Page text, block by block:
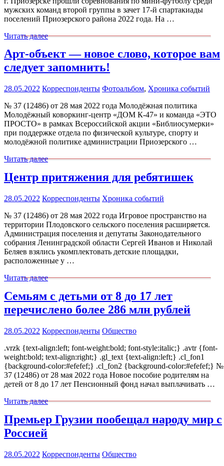
мужских команд второй группы в зачет 17-й спартакиады
поселений Приозерского района 2022 года. На …
Читать далее
Арт-объект — новое слово, которое вам
следует запомнить!
28.05.2022 Корреспонденты Фотоальбом, Хроника событий
№ 37 (12486) от 28 мая 2022 года Молодёжная политика
Молодёжный коворкинг-центр «ДОМ К-47» и команда «ЭТО
ПРОСТО» в рамках Всероссийской акции «Библиосумерки»
при поддержке отдела по физической культуре, спорту и
молодёжной политике администрации Приозерского …
Читать далее
Центр притяжения для ребятишек
28.05.2022 Корреспонденты Хроника событий
№ 37 (12486) от 28 мая 2022 года Игровое пространство на
территории Плодовского сельского поселения расширяется.
Администрация поселения и депутаты Законодательного
собрания Ленинградской области Сергей Иванов и Николай
Беляев взялись укомплектовать детские площадки,
расположенные у …
Читать далее
Семьям с детьми от 8 до 17 лет
перечислено более 286 млн рублей
28.05.2022 Корреспонденты Общество
.vrzk {text-align:left; font-weight:bold; font-style:italic;} .avtr {font-
weight:bold; text-align:right;} .gl_text {text-align:left;} .cl_fon1
{background-color:#efefef;} .cl_fon2 {background-color:#efefef;} №
37 (12486) от 28 мая 2022 года Новое пособие родителям на
детей от 8 до 17 лет Пенсионный фонд начал выплачивать …
Читать далее
Премьер Грузии пообещал народу мир с
Россией
28.05.2022 Корреспонденты Общество